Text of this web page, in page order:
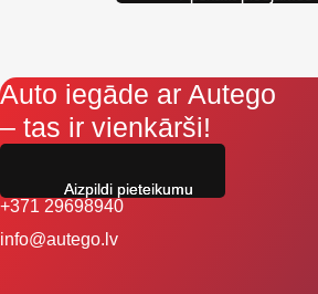
Auto iegāde ar Autego
– tas ir vienkārši!
+371 29698940
info@autego.lv